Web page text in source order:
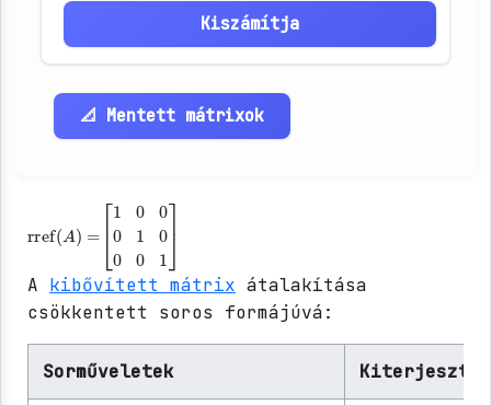
Kiszámítja
📐 Mentett mátrixok
rref(
A)=
[1 00 1
00 01
A kibővített mátrix átalakítása
csökkentett soros formájúvá:
Sorműveletek